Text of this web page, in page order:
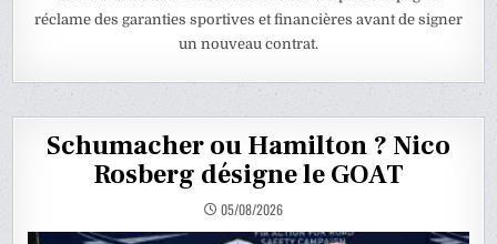
réclame des garanties sportives et financières avant de signer
un nouveau contrat.
Schumacher ou Hamilton ? Nico
Rosberg désigne le GOAT
05/08/2026